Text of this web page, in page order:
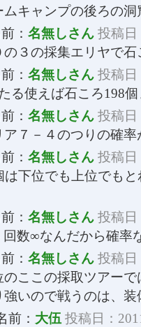
ムキャンプの後ろの
： 名無しさん 投稿日
の３の採集エリヤで
： 名無しさん 投稿日
る使えば石ころ198
： 名無しさん 投稿日
ア７－４のつりの確
： 名無しさん 投稿日
は下位でも上位でも
： 名無しさん 投稿日
回数∞なんだから確
： 名無しさん 投稿日
のここの採取ツアー
強いので戦うのは、
前： 大伍 投稿日：